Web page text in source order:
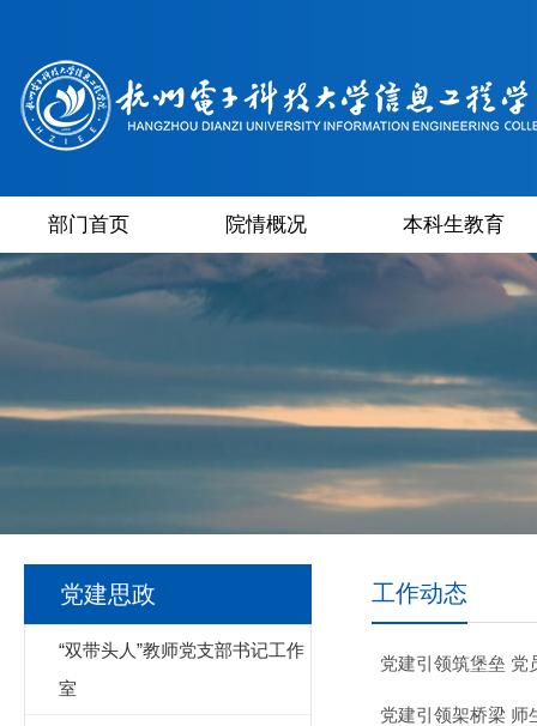
部门首页 院情概况 本科生教育
党建思政
“双带头人”教师党支部书记工作
室
工作动态
党建引领筑堡垒
党建引领架桥梁